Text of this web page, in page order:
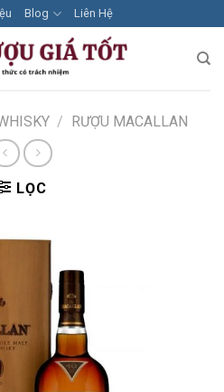
Blog Liên Hệ
/ RƯỢU MACALLAN
LỌC